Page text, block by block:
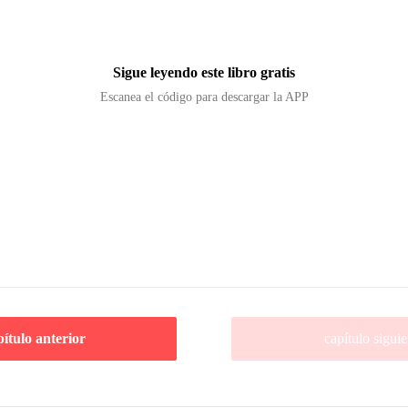
Sigue leyendo este libro gratis
Escanea el código para descargar la APP
anterior capítulo